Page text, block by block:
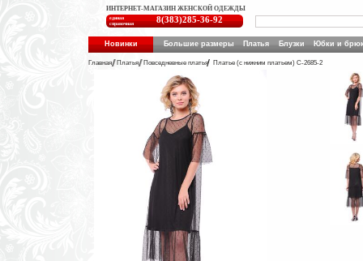
ИНТЕРНЕТ-МАГАЗИН ЖЕНСКОЙ ОДЕЖДЫ
единая
справочная
8(383)285-36-92
Новинки Большие размеры Платья Блузки Юбки и
Главная Платья Повседневные платья Платье (с нижним платьем) C-2685-2